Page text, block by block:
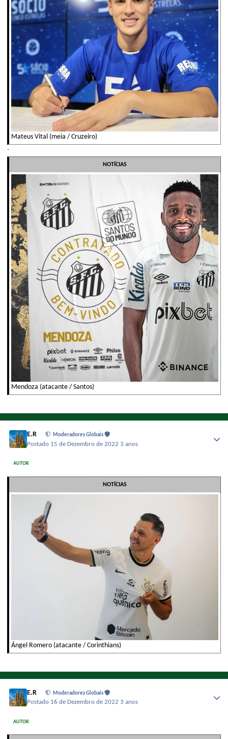
Mateus Vital (meia / Cruzeiro)
-
NOTÍCIAS
Mendoza (atacante / Santos)
E.R Moderadores Globais
Postado 15 de Dezembro de 2022 3 anos
AUTOR
NOTÍCIAS
Ángel Romero (atacante / Corinthians)
E.R Moderadores Globais
Postado 16 de Dezembro de 2022 3 anos
AUTOR